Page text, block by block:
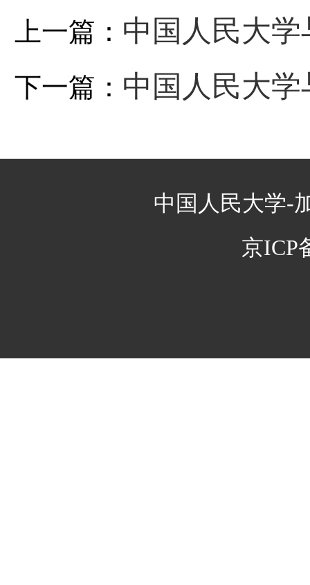
上一篇： 中国人民大
毕业生：温故知新，
下一篇： 中国人民大
中国人民大学-
京ICP